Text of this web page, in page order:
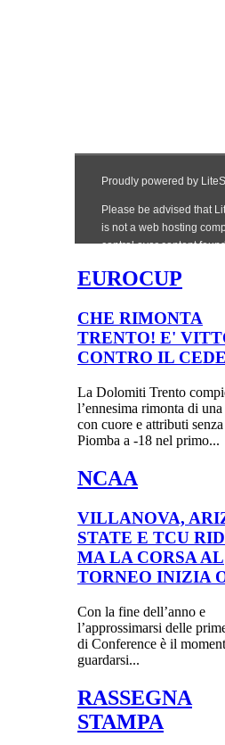
EUROCUP
CHE RIMONTA
TRENTO! E'
CONTRO IL
La Dolomiti Trento
l’ennesima rimonta di una
con cuore e attributi
Piomba a -18 nel primo...
NCAA
VILLANOVA,
STATE E TCU
MA LA CORSA AL
TORNEO INIZIA
Con la fine dell’anno e
l’approssimarsi delle
di Conference è il
guardarsi...
RASSEGNA
STAMPA